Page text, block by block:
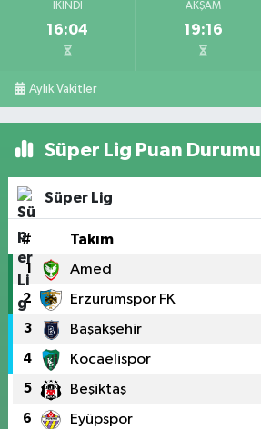
İKINDI
16:04
AKŞAM
19:16
Aylık Vakitler
Süper Lig Puan Durumu
Süper Lig
# Takım
1 Amed
2 Erzurumspor FK
3 Başakşehir
4 Kocaelispor
5 Beşiktaş
6 Eyüpspor